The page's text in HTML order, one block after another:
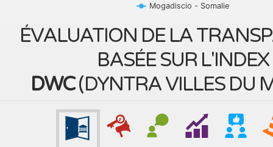
Mogadiscio - Somalie
ÉVALUATION DE LA
BASÉE SUR L'INDEX
DWC(DYNTRA VILLES DU